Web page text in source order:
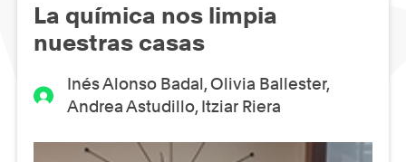
La química nos limpia
nuestras casas
Inés Alonso Badal, Olivia Ballester,
Andrea Astudillo, Itziar Riera